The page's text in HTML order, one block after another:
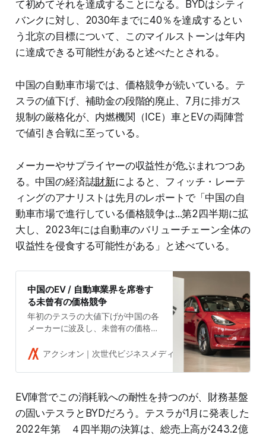
て初めてそれを達成することになる。BYDはシティ
バンクに対し、2030年までに40％を達成するとい
う北京の目標について、このマイルストーンは年内
に達成できる可能性があると述べたとされる。
中国の自動車市場では、価格競争が続いている。テ
スラの値下げ、補助金の段階的廃止、7月に排ガス
規制の厳格化が、内燃機関（ICE）車とEVの両陣営
で値引き合戦に至っている。
メーカーやサプライヤーの収益性が危ぶまれつつあ
る。中国の経済誌財新によると、フィッチ・レーテ
ィングのアナリストは先月のレポートで「中国の自
動車市場で進行している価格競争は...第2四半期に拡
大し、2023年には自動車のバリューチェーン全体の
収益性を侵食する可能性がある」と述べている。
中国のEV / 自動車業界を席巻す
る未曾有の価格競争
年初のテスラの大値下げが中国の各
メーカーに波及し、未曾有の価格競
切れ、EV需要が一服したことや7月
制不適格な在庫が生まれると予見さ
ているようだ。
アクシオン｜次世代ビジネスメディア 吉田拓史
EV陣営でこの消耗戦への耐性を持つのが、財務基盤
の固いテスラとBYDだろう。テスラが1月に発表した
2022年第 ４四半期の決算は、総売上高が243.2億